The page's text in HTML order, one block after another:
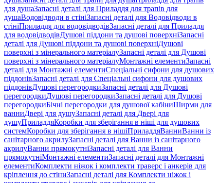
для душаЗапасні деталі для Приладдя для трапів для
душаВодовідводи в стініЗапасні деталі для Водовідводи в
стініПриладдя для водовідводівЗапасні деталі для Приладдя
для водовідводівДушові піддони та душові поверхніЗапасні
деталі для Душові піддони та душові поверхніДушові
поверхні з мінерального матеріалуЗапасні деталі для Душові
поверхні з мінерального матеріалуМонтажні елементиЗапасні
деталі для Монтажні елементиСпеціальні сифони для душових
піддонівЗапасні деталі для Спеціальні сифони для душових
піддонівДушові перегородкиЗапасні деталі для Душові
перегородкиДушові перегородкиЗапасні деталі для Душові
перегородкиБічні перегородки для душової кабіниШирми для
ванниДвері для душуЗапасні деталі для Двері для
душуПриладдяКоробки для зберігання в ніші для душових
системКоробки для зберігання в нішіПриладдяВанниВанни із
санітарного акрилуЗапасні деталі для Ванни із санітарного
акрилуВанни прямокутніЗапасні деталі для Ванни
прямокутніМонтажні елементиЗапасні деталі для Монтажні
елементиКомплекти ніжок і комплекти траверс і анкерів для
кріплення до стіниЗапасні деталі для Комплекти ніжок і